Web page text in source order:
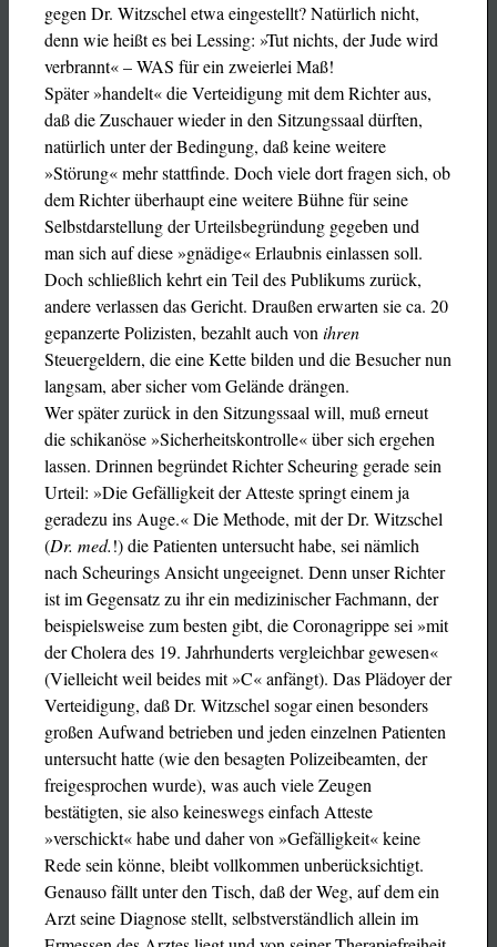
gegen Dr. Witzschel etwa eingestellt? Natürlich nicht,
denn wie heißt es bei Lessing: »Tut nichts, der Jude wird
verbrannt« – WAS für ein zweierlei Maß!
Später »handelt« die Verteidigung mit dem Richter aus,
daß die Zuschauer wieder in den Sitzungssaal dürften,
natürlich unter der Bedingung, daß keine weitere
»Störung« mehr stattfinde. Doch viele dort fragen sich, ob
dem Richter überhaupt eine weitere Bühne für seine
Selbstdarstellung der Urteilsbegründung gegeben und
man sich auf diese »gnädige« Erlaubnis einlassen soll.
Doch schließlich kehrt ein Teil des Publikums zurück,
andere verlassen das Gericht. Draußen erwarten sie ca. 20
gepanzerte Polizisten, bezahlt auch vonihren
Steuergeldern, die eine Kette bilden und die Besucher nun
langsam, aber sicher vom Gelände drängen.
Wer später zurück in den Sitzungssaal will, muß erneut
die schikanöse »Sicherheitskontrolle« über sich ergehen
lassen. Drinnen begründet Richter Scheuring gerade sein
Urteil: »Die Gefälligkeit der Atteste springt einem ja
geradezu ins Auge.« Die Methode, mit der Dr. Witzschel
(Dr. med.!) die Patienten untersucht habe, sei nämlich
nach Scheurings Ansicht ungeeignet. Denn unser Richter
ist im Gegensatz zu ihr ein medizinischer Fachmann, der
beispielsweise zum besten gibt, die Coronagrippe sei »mit
der Cholera des 19. Jahrhunderts vergleichbar gewesen«
(Vielleicht weil beides mit »C« anfängt). Das Plädoyer der
Verteidigung, daß Dr. Witzschel sogar einen besonders
großen Aufwand betrieben und jeden einzelnen Patienten
untersucht hatte (wie den besagten Polizeibeamten, der
freigesprochen wurde), was auch viele Zeugen
bestätigten, sie also keineswegs einfach Atteste
»verschickt« habe und daher von »Gefälligkeit« keine
Rede sein könne, bleibt vollkommen unberücksichtigt.
Genauso fällt unter den Tisch, daß der Weg, auf dem ein
Arzt seine Diagnose stellt, selbstverständlich allein im